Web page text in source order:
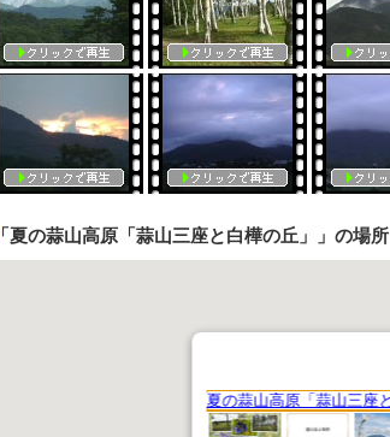
「夏の蒜山高原「蒜山三座と白樺の丘」」の場所